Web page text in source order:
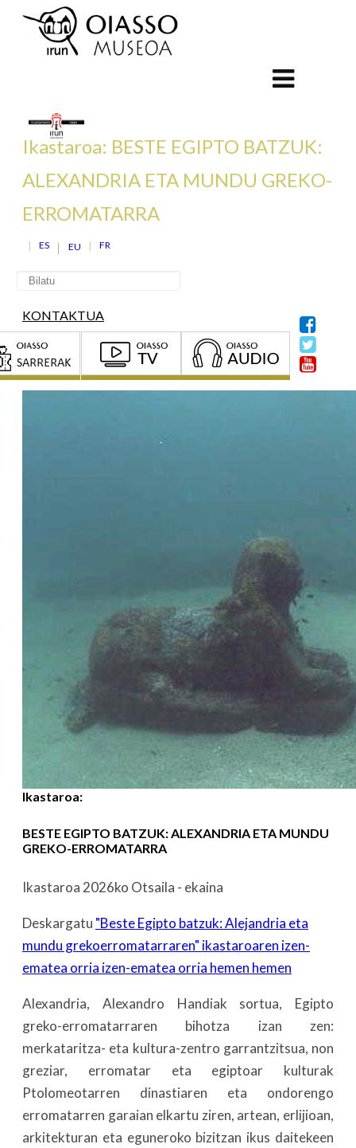
ES EU FR
KONTAKTUA
Ikastaroa: BESTE EGIPTO BATZUK:
ALEXANDRIA ETA MUNDU GREKO-
ERROMATARRA
Ikastaroa:
BESTE EGIPTO BATZUK: ALEXANDRIA ETA MUNDU
GREKO-ERROMATARRA
Ikastaroa 2026ko Otsaila - ekaina
Deskargatu "Beste Egipto batzuk: Alejandria eta
mundu grekoerromatarraren" ikastaroaren izen-
ematea orria izen-ematea orria hemen hemen
Alexandria, Alexandro Handiak sortua, Egipto
greko-erromatarraren bihotza izan zen:
merkataritza- eta kultura-zentro garrantzitsua, non
greziar, erromatar eta egiptoar kulturak
Ptolomeotarren dinastiaren eta ondorengo
erromatarren garaian elkartu ziren, artean, erlijioan,
arkitekturan eta eguneroko bizitzan ikus daitekeen